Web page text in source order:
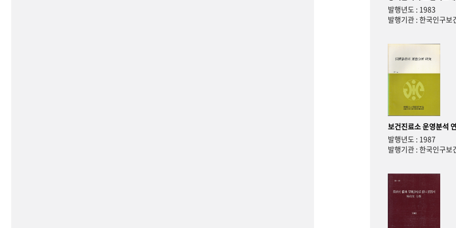
발행년도 : 1983
발행기관 : 한국인구보
보건진료소 운영분석
발행년도 : 1987
발행기관 : 한국인구보